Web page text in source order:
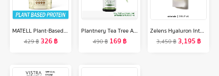
MATELL Plant-Based Protein Isolate แพลนต์เบสด์ ไอโซเลท โปรตีนพืช 7 ชนิด Non Whey เวย์ 908g
429฿ 326฿
Plantnery Tea Tree Acne Microbiome Intense Serum 30 ml
490฿ 169฿
Zelens Hyaluron Intense Hydro-Plumping Serum 30ml. [เซรั่มไฮยาลูโรนิก, ผิวชุ่มชื้น, ผิวยืดหยุ่น]
3,450฿ 3,195 ฿